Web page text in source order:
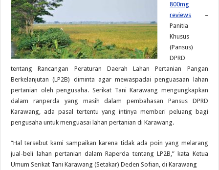
800mg
reviews –
Panitia
Khusus
(Pansus)
DPRD
tentang Rancangan Peraturan Daerah Lahan Pertanian Pangan
Berkelanjutan (LP2B) diminta agar mewaspadai penguasaan lahan
pertanian oleh pengusaha. Serikat Tani Karawang mengungkapkan
dalam ranperda yang masih dalam pembahasan Pansus DPRD
Karawang, ada pasal tertentu yang intinya memberi peluang bagi
pengusaha untuk menguasai lahan pertanian di Karawang.
“Hal tersebut kami sampaikan karena tidak ada poin yang melarang
jual-beli lahan pertanian dalam Raperda tentang LP2B,” kata Ketua
Umum Serikat Tani Karawang (Setakar) Deden Sofian, di Karawang